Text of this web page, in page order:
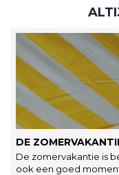
DE
De zomervakantie is
ook een goed